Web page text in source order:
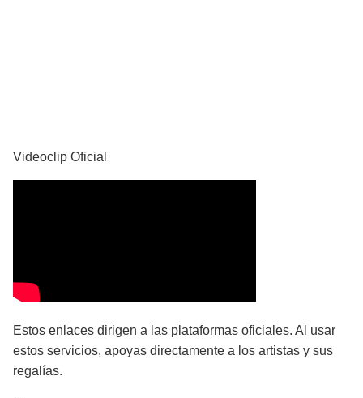
Videoclip Oficial
Estos enlaces dirigen a las plataformas oficiales. Al usar
estos servicios, apoyas directamente a los artistas y sus
regalías.